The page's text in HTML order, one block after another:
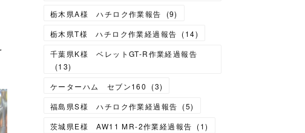
栃木県A様 ハチロク作業報告
(9)
栃木県T様 ハチロク作業経過報告 (14)
千葉県K様 ベレットGT-R作業経過報告
(13)
ケーターハム セブン160
(3)
福島県S様 ハチロク作業経過報告 (5)
茨城県E様 AW11 MR-2作業経過報告 (1)